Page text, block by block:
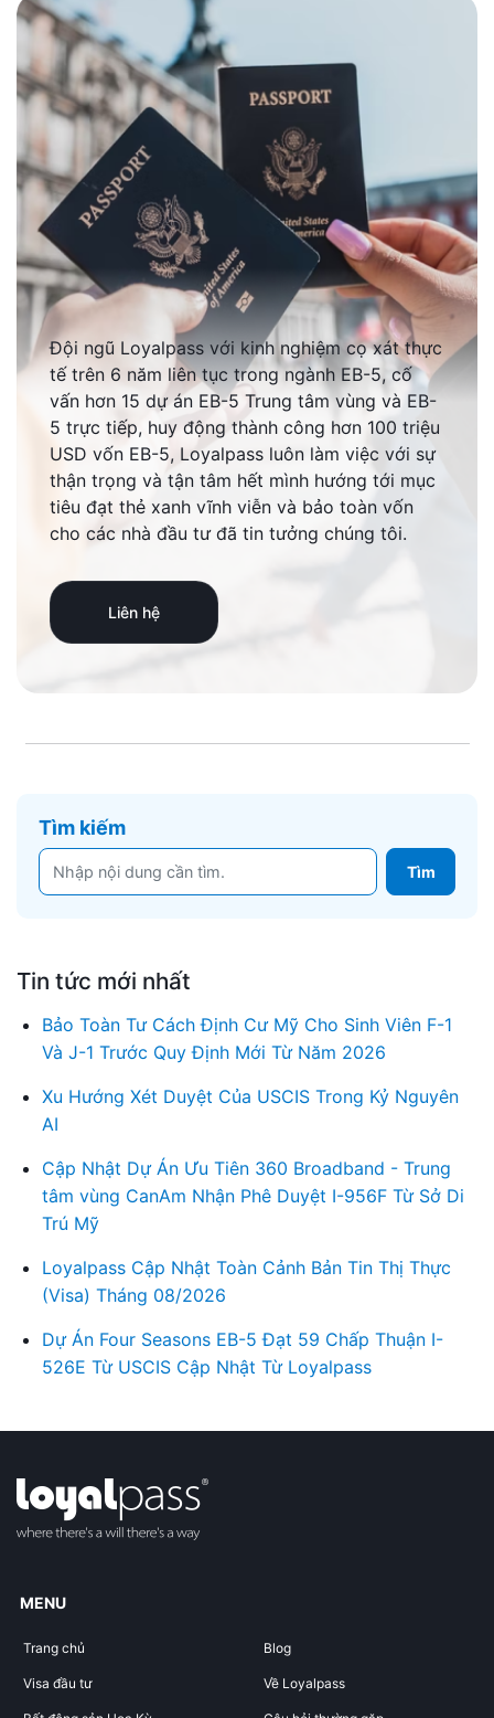
Đội ngũ Loyalpass với kinh nghiệm cọ xát thực
tế trên 6 năm liên tục trong ngành EB-5, cố
vấn hơn 15 dự án EB-5 Trung tâm vùng và EB-
5 trực tiếp, huy động thành công hơn 100 triệu
USD vốn EB-5, Loyalpass luôn làm việc với sự
thận trọng và tận tâm hết mình hướng tới mục
tiêu đạt thẻ xanh vĩnh viễn và bảo toàn vốn
cho các nhà đầu tư đã tin tưởng chúng tôi.
Liên hệ
Tìm kiếm
Tin tức mới nhất
Bảo Toàn Tư Cách Định Cư Mỹ Cho Sinh Viên F-1
Và J-1 Trước Quy Định Mới Từ Năm 2026
Xu Hướng Xét Duyệt Của USCIS Trong Kỷ Nguyên
AI
Cập Nhật Dự Án Ưu Tiên 360 Broadband - Trung
tâm vùng CanAm Nhận Phê Duyệt I-956F Từ Sở Di
Trú Mỹ
Loyalpass Cập Nhật Toàn Cảnh Bản Tin Thị Thực
(Visa) Tháng 08/2026
Dự Án Four Seasons EB-5 Đạt 59 Chấp Thuận I-
526E Từ USCIS Cập Nhật Từ Loyalpass
MENU
Trang chủ
Visa đầu tư
Blog
Về Loyalpass